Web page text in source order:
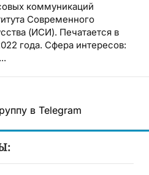
коммуникаций
Современного
(ИСИ). Печатается в
года. Сфера интересов:
в Telegram